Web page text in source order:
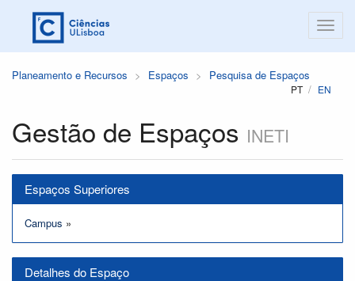
Planeamento e Recursos Espaços Pesquisa de Espaços
PT EN
Gestão de Espaços INETI
Espaços Superiores
Campus »
Detalhes do Espaço